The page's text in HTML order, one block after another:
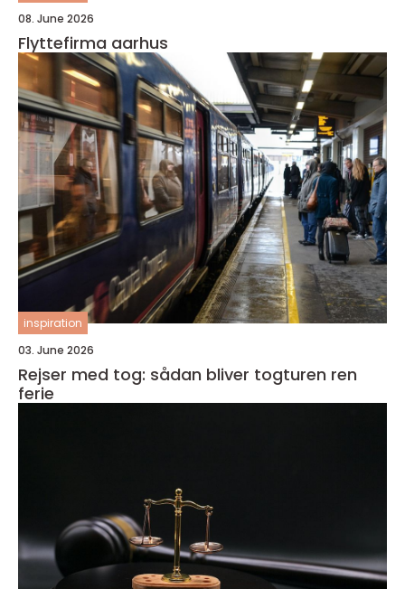
08. June 2026
Flyttefirma aarhus
inspiration
03. June 2026
Rejser med tog: sådan bliver togturen ren
ferie